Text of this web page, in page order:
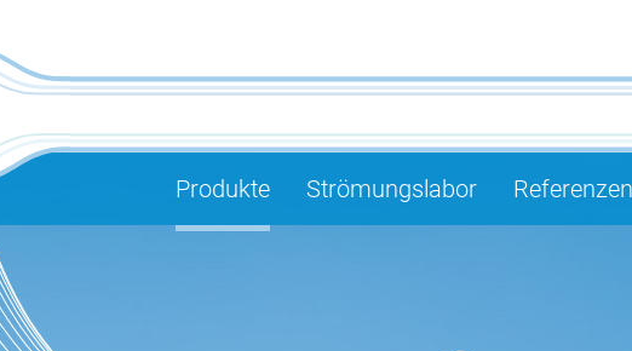
Produkte Strömungslabor Referenzen